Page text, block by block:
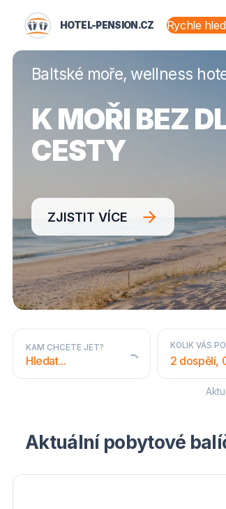
HOTEL-PENSION.CZ
HOTEL-
Baltské moře, wellness
K MOŘI BEZ
CESTY
ZJISTIT VÍCE
KAM CHCETE JET? KOLIK VÁS
2 dospělí,
Aktuální pobytové